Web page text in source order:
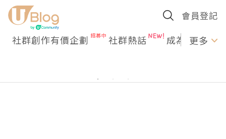
會員登記
社群創作有價企劃 社群熱話 成為U更多